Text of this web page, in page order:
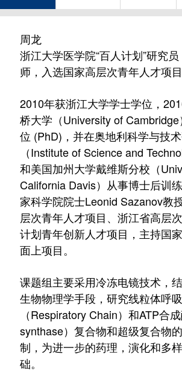
周龙
浙江大学医学院“百人计划”研究
师， 入选国家高层次青年人才项目
2010年获浙江大学学士学位，
桥大学（University of
位 (PhD)，并在奥地利科学与技
（Institute of Science and
和美国加州大学戴维斯分校（
California Davis）从事博士后训
家科学院院士Leonid Sazanov教
层次青年人才项目、浙江省高层
计划青年创新人才项目，主持国
面上项目。
课题组主要采用冷冻电镜技术，
生物物理学手段，研究线粒体呼
（Respiratory Chain）和ATP合
synthase）复合物和超级复合物
制，为进一步的药理，演化和多
础。